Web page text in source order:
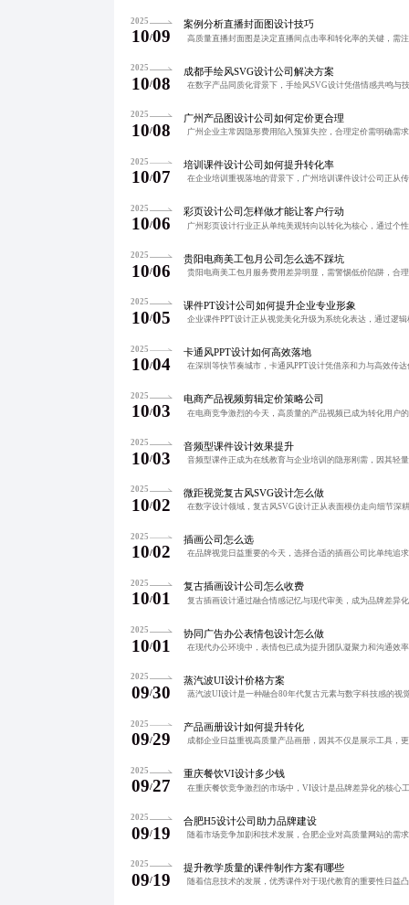
2025
10/09
案例分析直播封面图设计技巧
2025
10/08
成都手绘风SVG设计公司解决方案
2025
10/08
广州产品图设计公司如何定价更合理
2025
10/07
培训课件设计公司如何提升转化率
2025
10/06
彩页设计公司怎样做才能让客户行动
2025
10/06
贵阳电商美工包月公司怎么选不踩坑
2025
10/05
课件PT设计公司如何提升企业专业形象
2025
10/04
卡通风PPT设计如何高效落地
2025
10/03
电商产品视频剪辑定价策略公司
2025
10/03
音频型课件设计效果提升
2025
10/02
微距视觉复古风SVG设计怎么做
2025
10/02
插画公司怎么选
2025
10/01
复古插画设计公司怎么收费
2025
10/01
协同广告办公表情包设计怎么做
2025
09/30
蒸汽波UI设计价格方案
2025
09/29
产品画册设计如何提升转化
2025
09/27
重庆餐饮VI设计多少钱
2025
09/19
合肥H5设计公司助力品牌建设
2025
09/19
提升教学质量的课件制作方案有哪些